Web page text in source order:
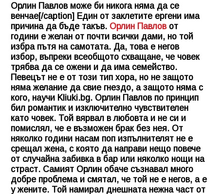
Орлин Павлов може би никога няма да се
венчае[/caption] Един от заклетите ергени има
причина да бъде такъв. Орлин Павловот
години е желан от почти всички дами, но той
избра пътя на самотата. Да, това е негов
избор, въпреки всеобщото схващане, че човек
трябва да се ожени и да има семейство.
Певецът не е от този тип хора, но не защото
няма желание да свие гнездо, а защото няма с
кого, научи Kliuki.bg. Орлин Павлов по принцип
бил романтик и изключително чувствителен
като човек. Той вярвал в любовта и не си и
помислял, че е възможен брак без нея. От
няколко години насам поп изпълнителят не е
срещал жена, с която да направи нещо повече
от случайна забивка в бар или няколко нощи на
страст. Самият Орлин обаче съзнавал много
добре проблема и смятал, че той не е негов, а е
у жените. Той намирал днешната нежна част от